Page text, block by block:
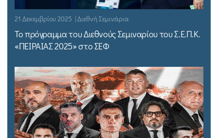
21 Δεκεμβρίου 2025 | Διεθνή Σεμινάρια
Το πρόγραμμα του Διεθνούς Σεμιναρίου του Σ.Ε.Π.Κ.
«ΠΕΙΡΑΙΑΣ 2025» στο ΣΕΦ